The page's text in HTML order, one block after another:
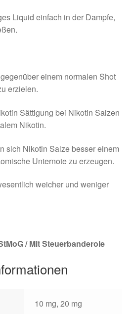
Liquid einfach in der Dampfe,
einem normalen Shot
erzielen.
Sättigung bei Nikotin Salzen
Nikotin.
sich Nikotin Salze besser einem
Unternote zu erzeugen.
weicher und weniger
/ Mit Steuerbanderole
10 mg, 20 mg